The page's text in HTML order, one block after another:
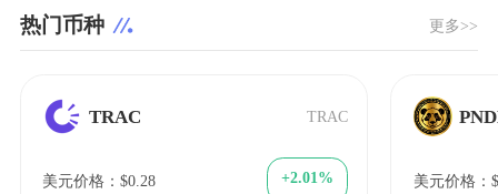
热门币种 更多>>
TRAC TRAC
美元价格：$0.28 +2.01% 美元价格：